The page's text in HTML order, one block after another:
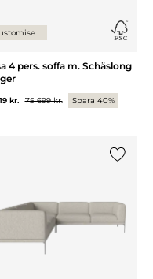
4 pers. soffa m. Schäslong
kr. 75 699 kr. Spara 40%